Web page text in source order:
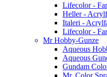
Lifecolor -
Heller -
Italeri -
Lifecolor -
Mr Hobby-Gunze
Aqueous
Aqueous
Gundam
Mr. Color